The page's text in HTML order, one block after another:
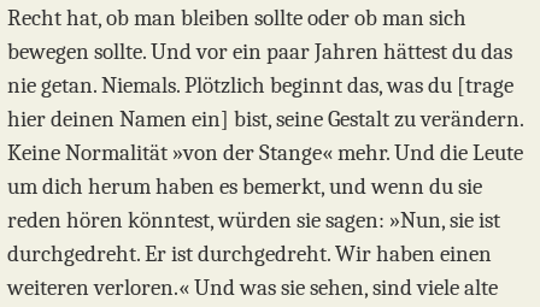
Recht hat, ob man bleiben sollte oder ob man sich
bewegen sollte. Und vor ein paar Jahren hättest du das
nie getan. Niemals. Plötzlich beginnt das, was du [trage
hier deinen Namen ein] bist, seine Gestalt zu verändern.
Keine Normalität »von der Stange« mehr. Und die Leute
um dich herum haben es bemerkt, und wenn du sie
reden hören könntest, würden sie sagen: »Nun, sie ist
durchgedreht. Er ist durchgedreht. Wir haben einen
weiteren verloren.« Und was sie sehen, sind viele alte